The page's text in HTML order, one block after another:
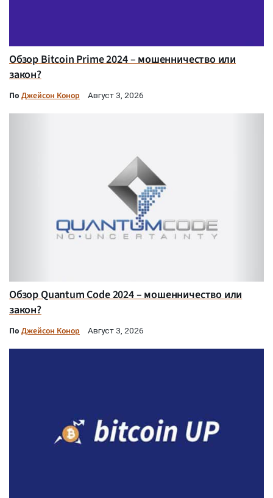
Обзор Bitcoin Prime 2024 – мошенничество или
закон?
По Джейсон Конор Август 3, 2026
Обзор Quantum Code 2024 – мошенничество или
закон?
По Джейсон Конор Август 3, 2026